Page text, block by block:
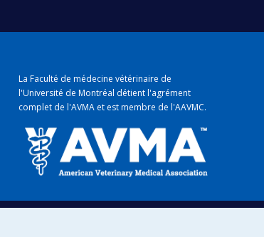
La Faculté de médecine vétérinaire de
l'Université de Montréal détientl'agrément
complet de l'AVMA et est membre de l'AAVMC.